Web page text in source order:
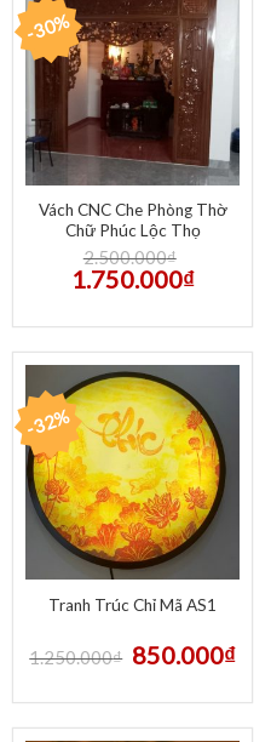
-30%
Vách CNC Che Phòng Thờ
Chữ Phúc Lộc Thọ
2.500.000₫
1.750.000₫
-32%
Tranh Trúc Chỉ Mã AS1
1.250.000₫ 850.000₫